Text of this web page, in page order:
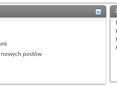
nowych postów